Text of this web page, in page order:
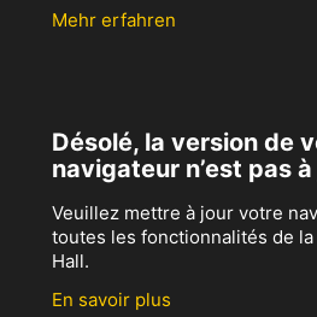
Mehr erfahren
Désolé, la version de
navigateur n’est pas
Veuillez mettre à jour votre
toutes les fonctionnalités de
Hall.
En savoir plus